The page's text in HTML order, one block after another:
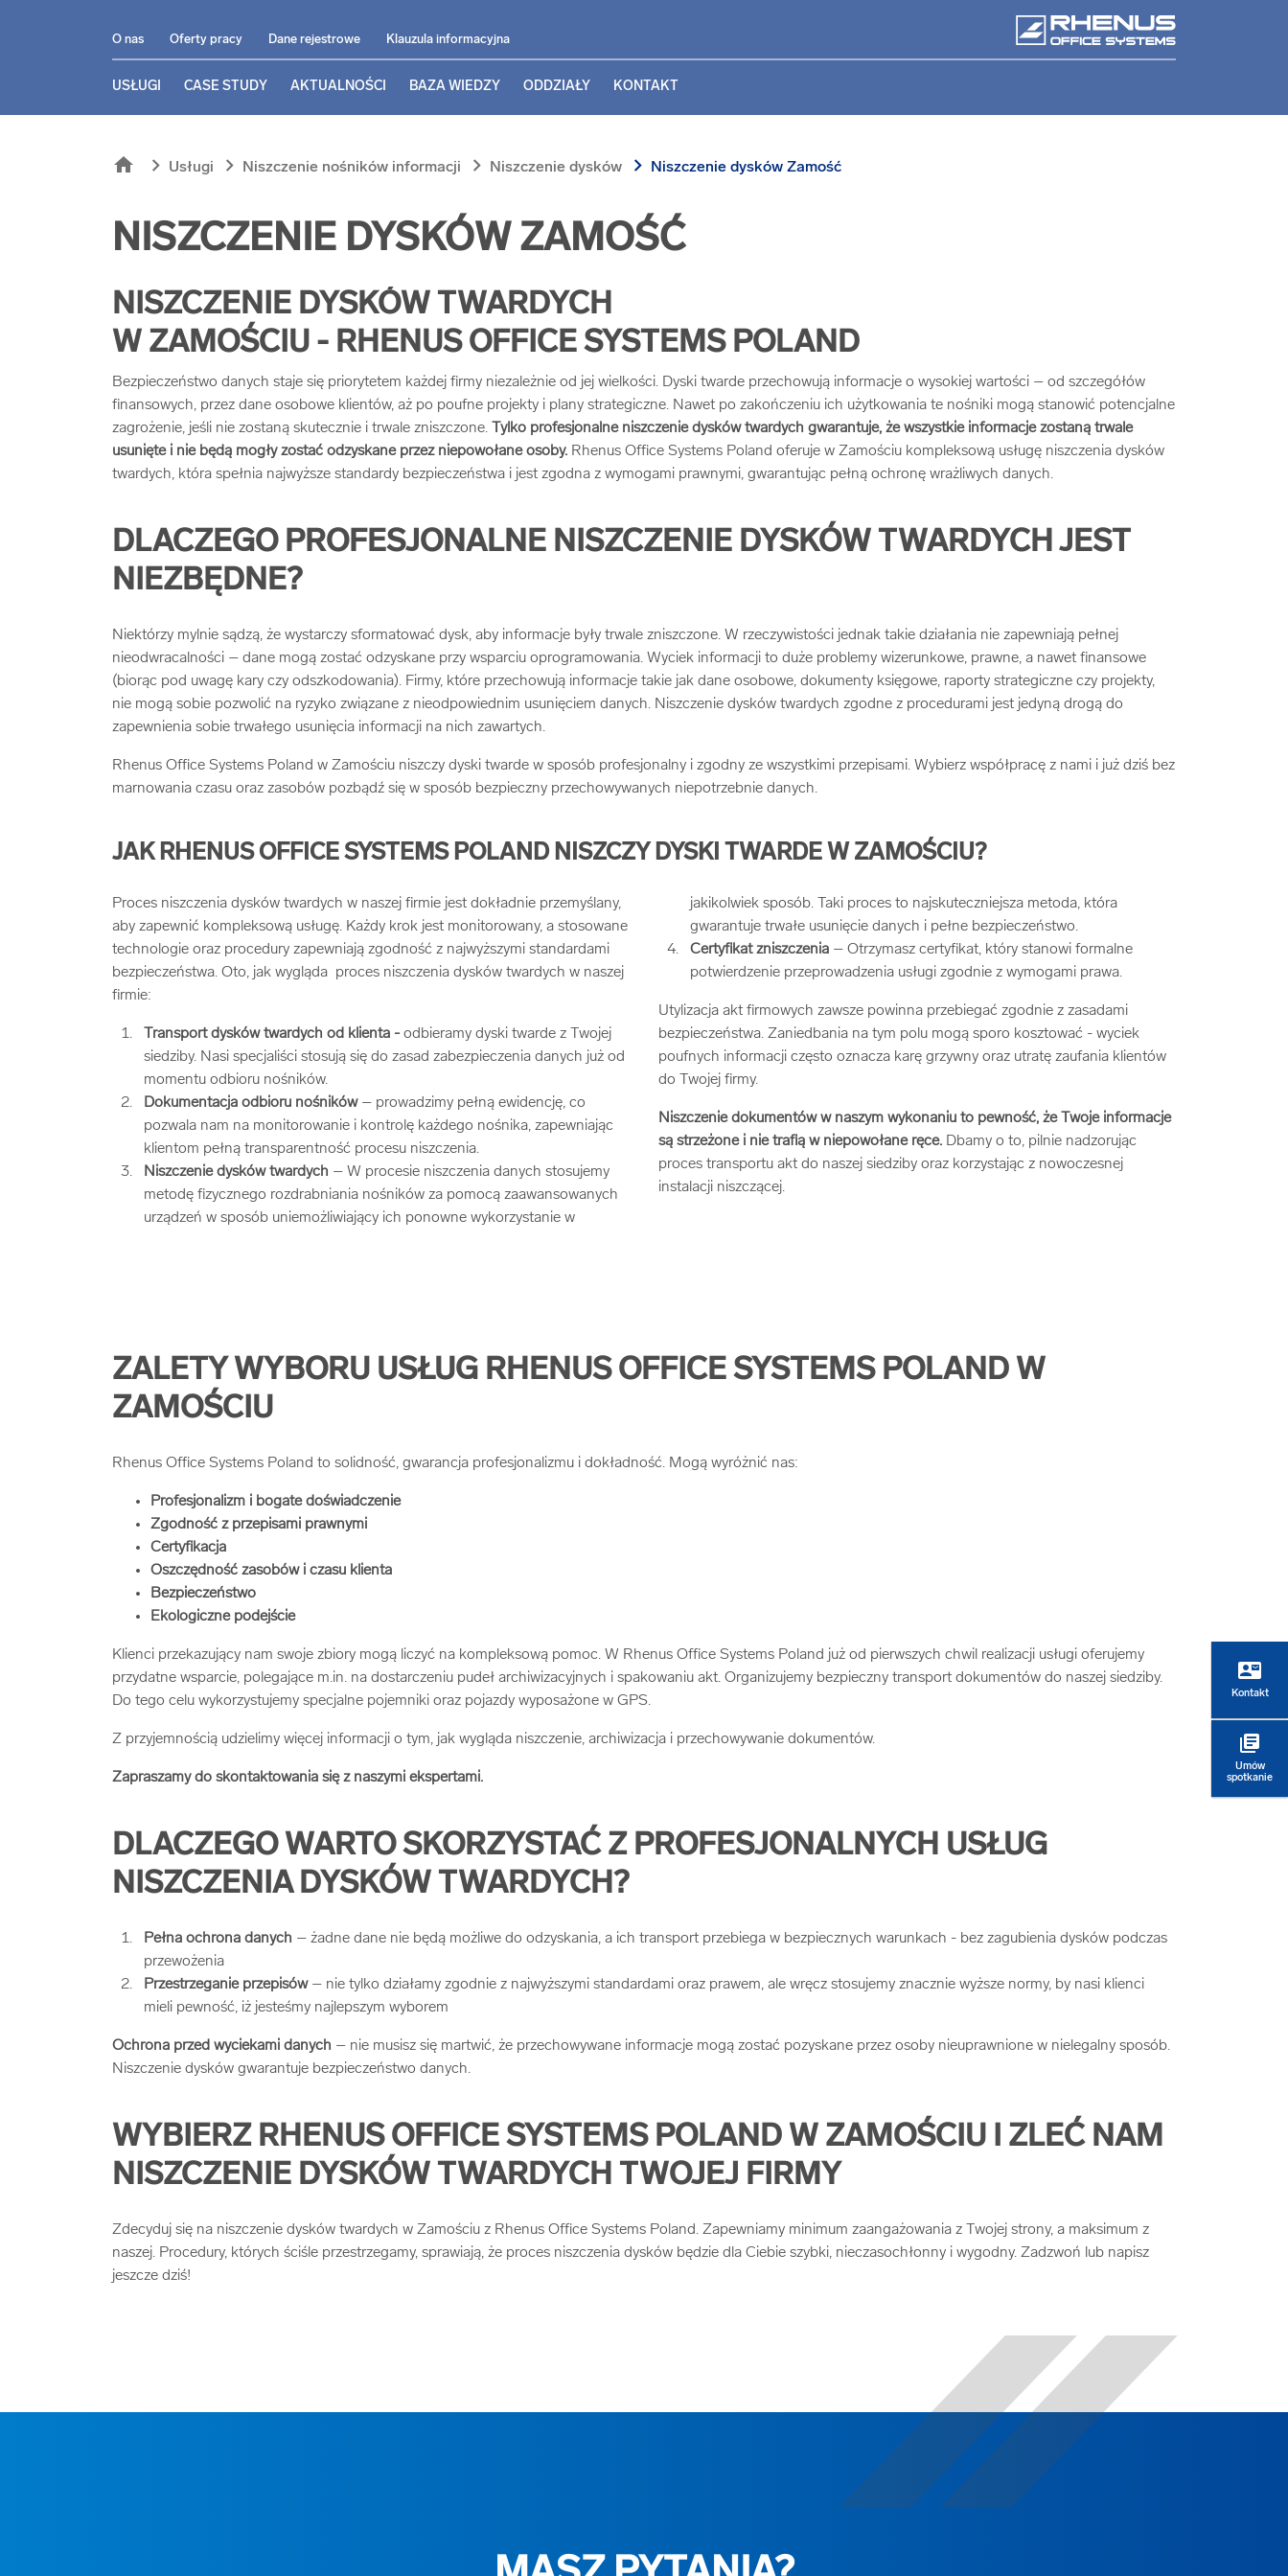
O nas Oferty pracy Dane rejestrowe Klauzula informacyjna
USŁUGI CASE STUDY AKTUALNOŚCI BAZA WIEDZY ODDZIAŁY KONTAKT
home chevron_right Usługi chevron_right Niszczenie nośników informacji chevron_right Niszczenie dysków chevron_right Niszczenie dysków Zamość
contact_mail
Kontakt
library_books
Umów
spotkanie
NISZCZENIE DYSKÓW ZAMOŚĆ
NISZCZENIE DYSKÓW TWARDYCH
W ZAMOŚCIU - RHENUS OFFICE SYSTEMS POLAND
Bezpieczeństwo danych staje się priorytetem każdej firmy niezależnie od jej wielkości. Dyski twarde przechowują informacje o wysokiej wartości – od szczegółów
finansowych, przez dane osobowe klientów, aż po poufne projekty i plany strategiczne. Nawet po zakończeniu ich użytkowania te nośniki mogą stanowić potencjalne
zagrożenie, jeśli nie zostaną skutecznie i trwale zniszczone.
Tylko profesjonalne niszczenie dysków twardych gwarantuje, że wszystkie informacje zostaną trwale
usunięte i nie będą mogły zostać odzyskane przez niepowołane osoby. Rhenus Office Systems Poland oferuje w Zamościu kompleksową usługę niszczenia dysków
twardych, która spełnia najwyższe standardy bezpieczeństwa i jest zgodna z wymogami prawnymi, gwarantując pełną ochronę wrażliwych danych.
DLACZEGO PROFESJONALNE NISZCZENIE DYSKÓW TWARDYCH JEST
NIEZBĘDNE?
Niektórzy mylnie sądzą, że wystarczy sformatować dysk, aby informacje były trwale zniszczone. W rzeczywistości jednak takie działania nie zapewniają pełnej
nieodwracalności – dane mogą zostać odzyskane przy wsparciu oprogramowania. Wyciek informacji to duże problemy wizerunkowe, prawne, a nawet finansowe
(biorąc pod uwagę kary czy odszkodowania). Firmy, które przechowują informacje takie jak dane osobowe, dokumenty księgowe, raporty strategiczne czy projekty,
nie mogą sobie pozwolić na ryzyko związane z nieodpowiednim usunięciem danych. Niszczenie dysków twardych zgodne z procedurami jest jedyną drogą do
zapewnienia sobie trwałego usunięcia informacji na nich zawartych.
Rhenus Office Systems Poland w Zamościu niszczy dyski twarde w sposób profesjonalny i zgodny ze wszystkimi przepisami. Wybierz współpracę z nami i już dziś bez
marnowania czasu oraz zasobów pozbądź się w sposób bezpieczny przechowywanych niepotrzebnie danych.
JAK RHENUS OFFICE SYSTEMS POLAND NISZCZY DYSKI TWARDE W ZAMOŚCIU?
Proces niszczenia dysków twardych w naszej firmie jest dokładnie przemyślany,
aby zapewnić kompleksową usługę. Każdy krok jest monitorowany, a stosowane
technologie oraz procedury zapewniają zgodność z najwyższymi standardami
bezpieczeństwa. Oto, jak wygląda proces niszczenia dysków twardych w naszej
firmie:
Transport dysków twardych od klienta - odbieramy dyski twarde z Twojej
siedziby. Nasi specjaliści stosują się do zasad zabezpieczenia danych już od
momentu odbioru nośników.
Dokumentacja odbioru nośników– prowadzimy pełną ewidencję, co
pozwala nam na monitorowanie i kontrolę każdego nośnika, zapewniając
klientom pełną transparentność procesu niszczenia.
Niszczenie dysków twardych – W procesie niszczenia danych stosujemy
metodę fizycznego rozdrabniania nośników za pomocą zaawansowanych
urządzeń w sposób uniemożliwiający ich ponowne wykorzystanie w
jakikolwiek sposób. Taki proces to najskuteczniejsza metoda, która
gwarantuje trwałe usunięcie danych i pełne bezpieczeństwo.
Certyfikat zniszczenia – Otrzymasz certyfikat, który stanowi formalne
potwierdzenie przeprowadzenia usługi zgodnie z wymogami prawa.
Utylizacja akt firmowych zawsze powinna przebiegać zgodnie z zasadami
bezpieczeństwa. Zaniedbania na tym polu mogą sporo kosztować - wyciek
poufnych informacji często oznacza karę grzywny oraz utratę zaufania klientów
do Twojej firmy.
Niszczenie dokumentów w naszym wykonaniu to pewność, że Twoje informacje
są strzeżone i nie trafią w niepowołane ręce. Dbamy o to, pilnie nadzorując
proces transportu akt do naszej siedziby oraz korzystając z nowoczesnej
instalacji niszczącej.
ZALETY WYBORU USŁUG RHENUS OFFICE SYSTEMS POLAND W
ZAMOŚCIU
Rhenus Office Systems Poland to solidność, gwarancja profesjonalizmu i dokładność. Mogą wyróżnić nas:
Profesjonalizm i bogate doświadczenie
Zgodność z przepisami prawnymi
Certyfikacja
Oszczędność zasobów i czasu klienta
Bezpieczeństwo
Ekologiczne podejście
Klienci przekazujący nam swoje zbiory mogą liczyć na kompleksową pomoc. W Rhenus Office Systems Poland już od pierwszych chwil realizacji usługi oferujemy
przydatne wsparcie, polegające m.in. na dostarczeniu pudeł archiwizacyjnych i spakowaniu akt. Organizujemy bezpieczny transport dokumentów do naszej siedziby.
Do tego celu wykorzystujemy specjalne pojemniki oraz pojazdy wyposażone w GPS.
Z przyjemnością udzielimy więcej informacji o tym, jak wygląda niszczenie, archiwizacja i przechowywanie dokumentów.
Zapraszamy do skontaktowania się z naszymi ekspertami.
DLACZEGO WARTO SKORZYSTAĆ Z PROFESJONALNYCH USŁUG
NISZCZENIA DYSKÓW TWARDYCH?
Pełna ochrona danych – żadne dane nie będą możliwe do odzyskania, a ich transport przebiega w bezpiecznych warunkach - bez zagubienia dysków podczas
przewożenia
Przestrzeganie przepisów– nie tylko działamy zgodnie z najwyższymi standardami oraz prawem, ale wręcz stosujemy znacznie wyższe normy, by nasi klienci
mieli pewność, iż jesteśmy najlepszym wyborem
Ochrona przed wyciekami danych – nie musisz się martwić, że przechowywane informacje mogą zostać pozyskane przez osoby nieuprawnione w nielegalny sposób.
Niszczenie dysków gwarantuje bezpieczeństwo danych.
WYBIERZ RHENUS OFFICE SYSTEMS POLAND W ZAMOŚCIU I ZLEĆ NAM
NISZCZENIE DYSKÓW TWARDYCH TWOJEJ FIRMY
Zdecyduj się na niszczenie dysków twardych w Zamościu z Rhenus Office Systems Poland. Zapewniamy minimum zaangażowania z Twojej strony, a maksimum z
naszej. Procedury, których ściśle przestrzegamy, sprawiają, że proces niszczenia dysków będzie dla Ciebie szybki, nieczasochłonny i wygodny. Zadzwoń lub napisz
jeszcze dziś!